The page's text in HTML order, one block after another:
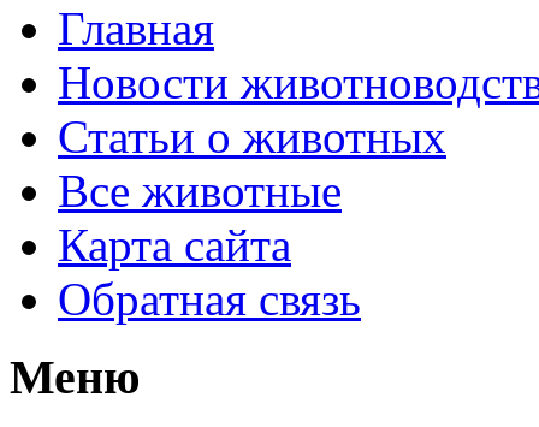
Главная
Новости
Статьи о животных
Все животные
Карта сайта
Обратная связь
Меню